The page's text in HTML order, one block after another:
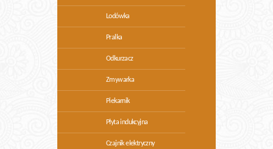
Lodówka
Pralka
Odkurzacz
Zmywarka
Piekarnik
Płyta indukcyjna
Czajnik elektryczny